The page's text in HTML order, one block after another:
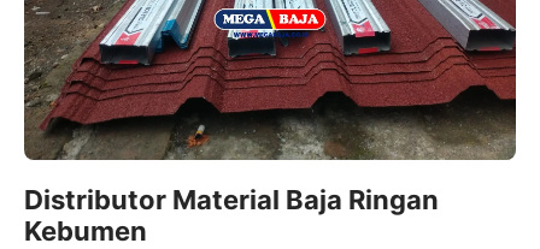
Distributor Material Baja Ringan
Kebumen